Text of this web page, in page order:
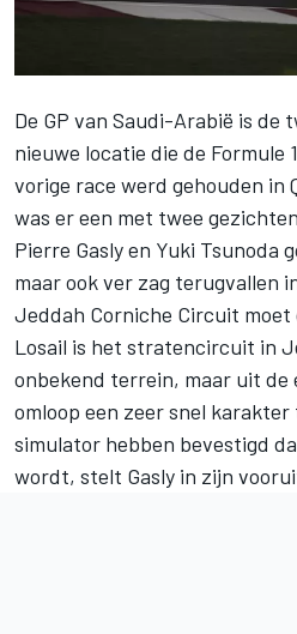
De GP van Saudi-Arabië is de
nieuwe locatie die de Formule
vorige race werd gehouden in
was er een met twee
Pierre Gaslyen Yuki Tsunoda
maar ook ver zag terugvallen
Jeddah Corniche Circuit moet
Losail is het stratencircuit in
onbekend terrein, maar uit de
omloop een zeer snel
simulator hebben bevestigd
wordt, stelt Gasly in zijn